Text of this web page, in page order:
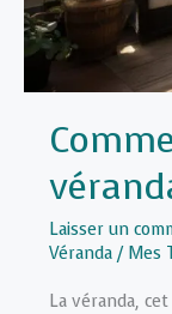
Laisser un
Véranda / Mes
La véranda,